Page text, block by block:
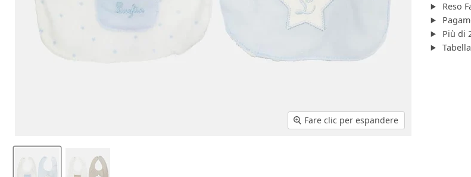
Fare clic per espandere
Reso
Più di